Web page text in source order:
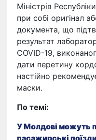
Міністрів
при собі оригінал
документа, що
результат
COVID-19,
дати перетину
настійно
маски.
По темі:
У Молдові можуть
пасажирські